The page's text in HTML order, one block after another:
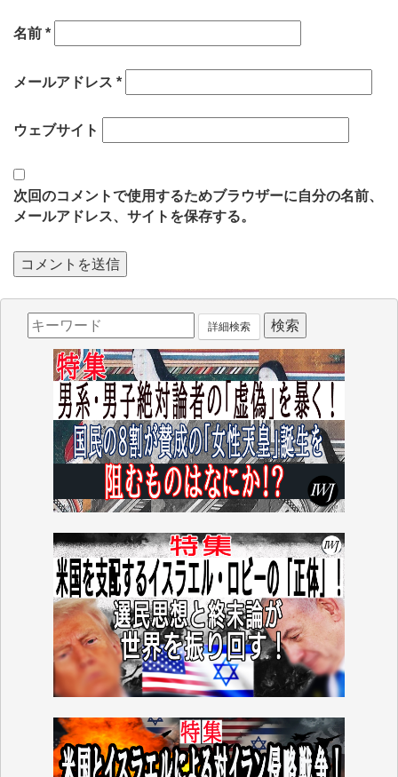
名前 *
メールアドレス *
ウェブサイト
次回のコメントで使用するためブラウザーに自分の名前、
メールアドレス、サイトを保存する。
詳細検索